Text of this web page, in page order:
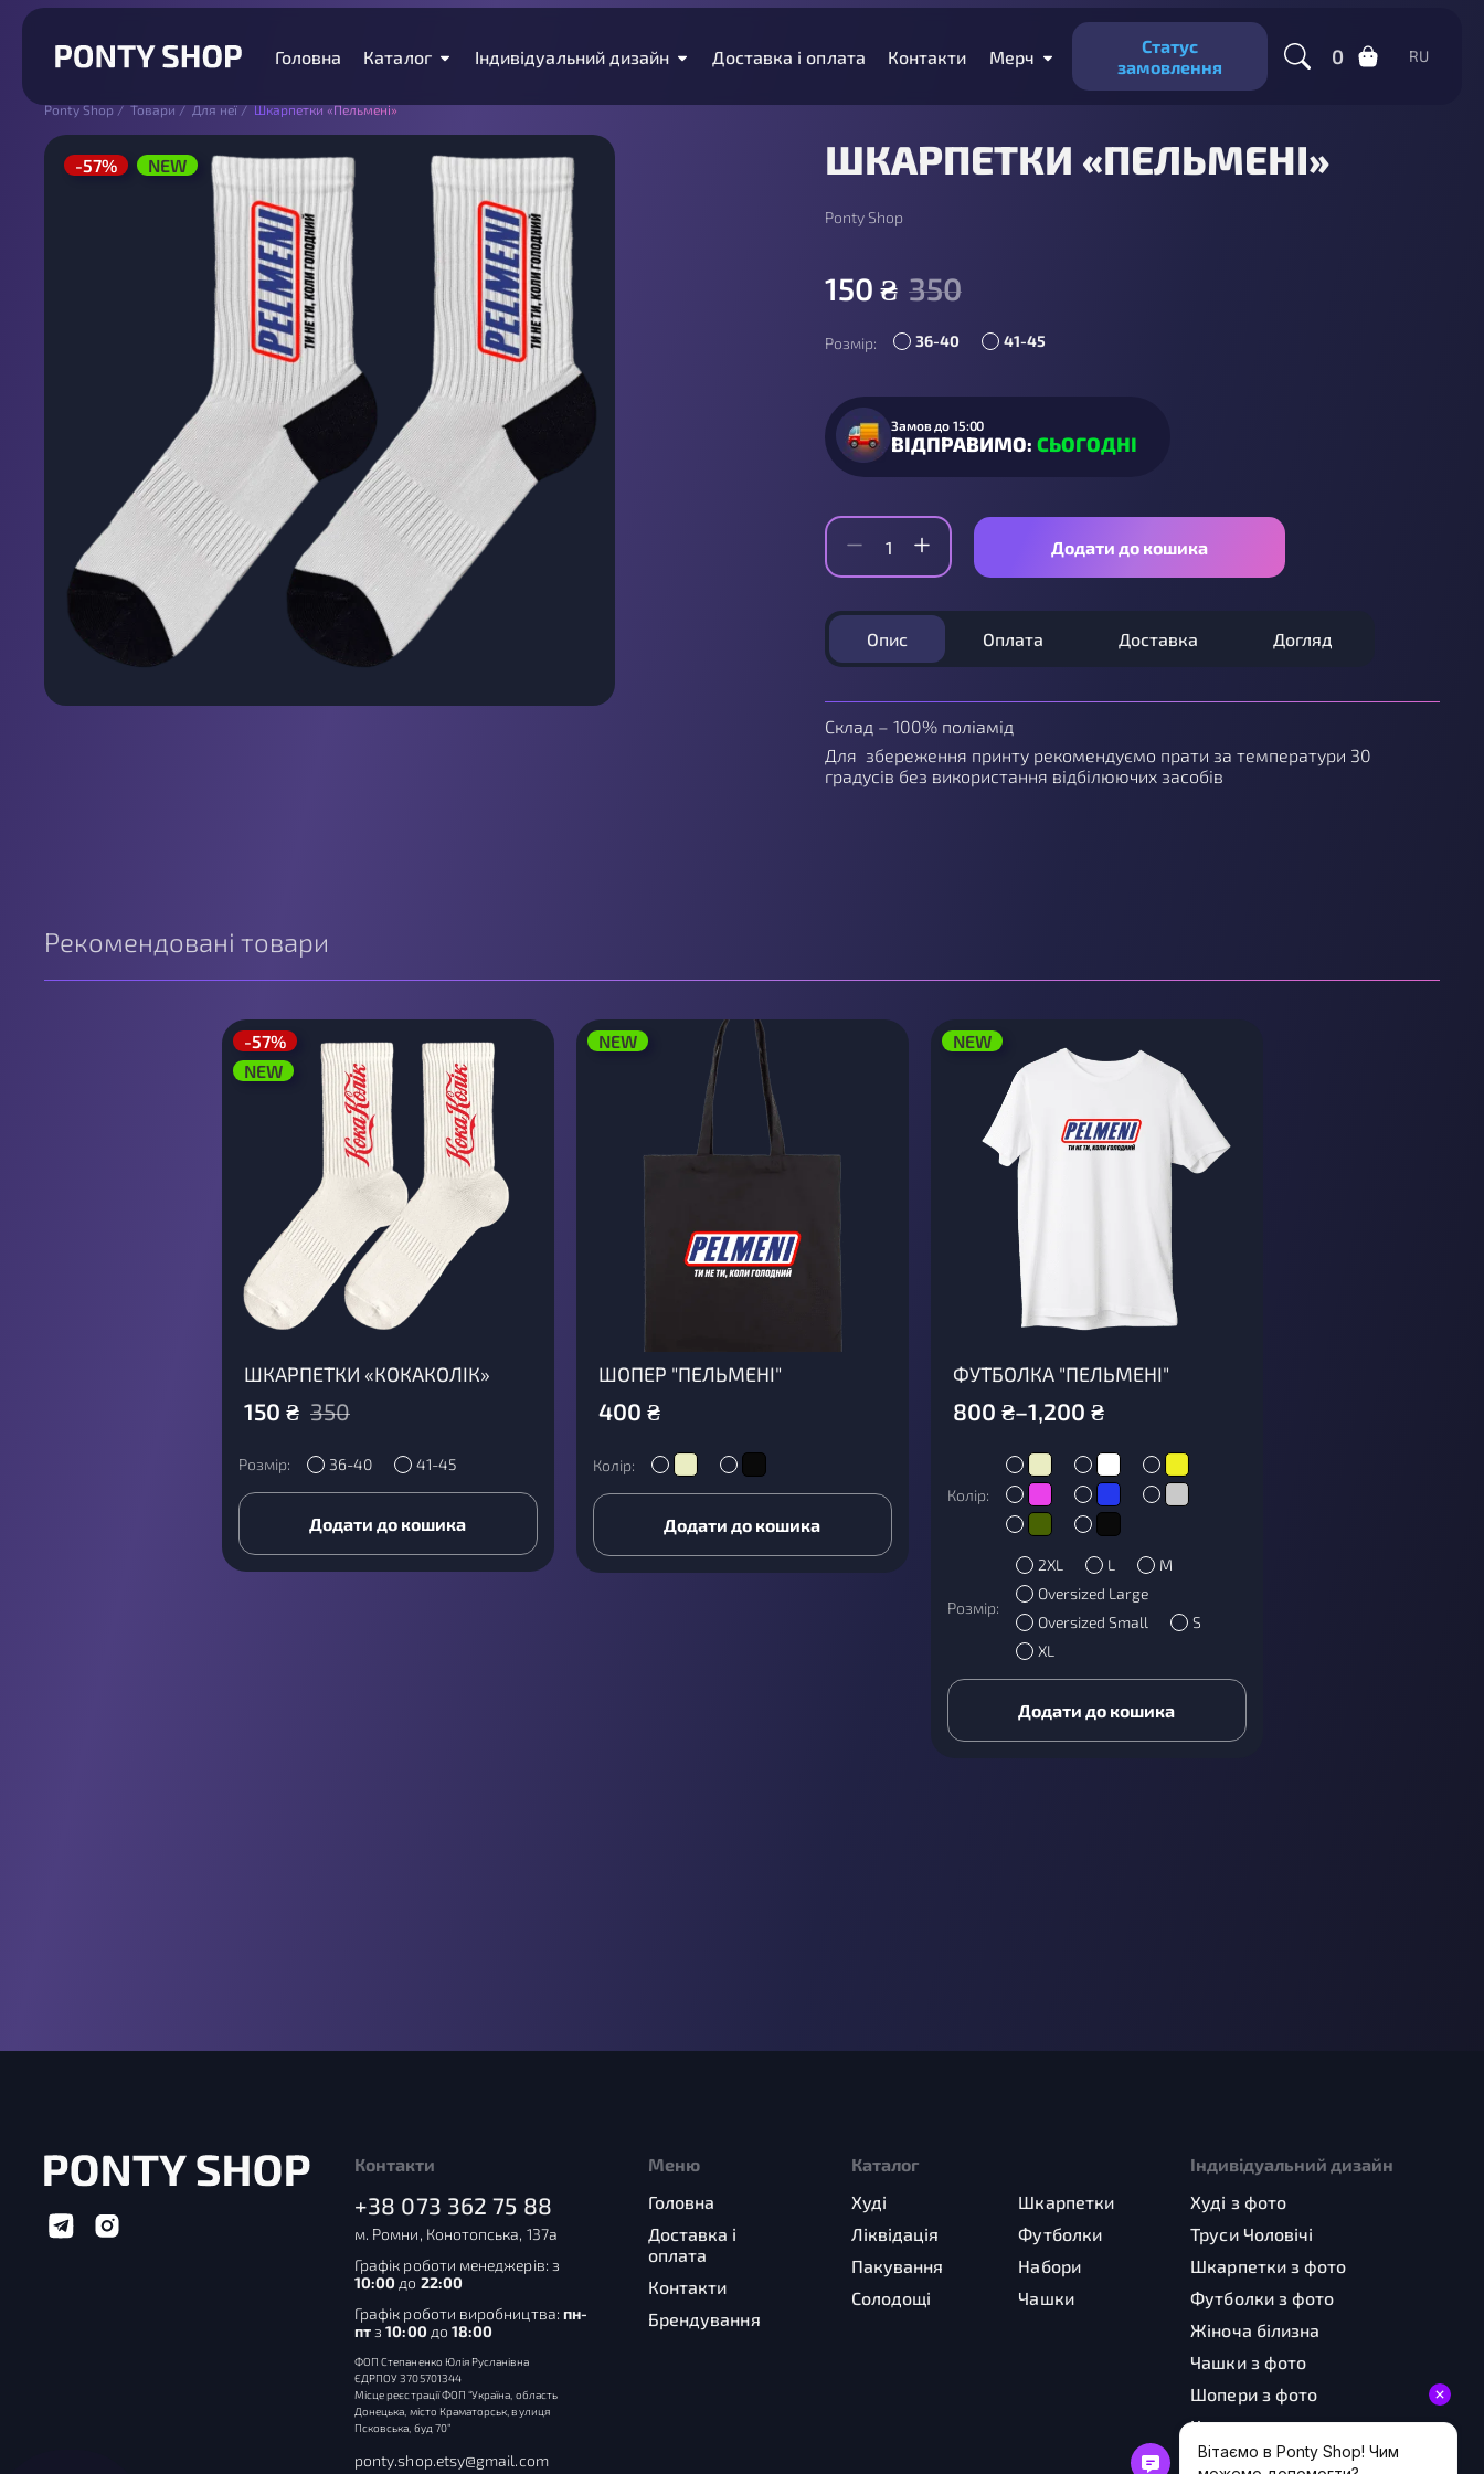
Головна Каталог Індивідуальний дизайн Доставка і оплата Контакти Мерч
Статус
замовлення
0 RU
Ponty Shop/Товари/Для неї/Шкарпетки «Пельмені»
-57% NEW ШКАРПЕТКИ «ПЕЛЬМЕНІ»
Ponty Shop
350
150 ₴
Розмір: 36-40 41-45
Замов до 15:00
ВІДПРАВИМО: СЬОГОДНІ
Додати до кошика
Опис Оплата Доставка Догляд
Склад – 100% поліамід
Для збереження принту рекомендуємо прати за температури 30
градусів без використання відбілюючих засобів
Рекомендовані товари
-57%
NEW
ШКАРПЕТКИ «КОКАКОЛІК»
350
150 ₴
Розмір: 36-40 41-45
Додати до кошика
NEW
ШОПЕР "ПЕЛЬМЕНІ"
400 ₴
Колір:
Додати до кошика
NEW
ФУТБОЛКА "ПЕЛЬМЕНІ"
800 ₴–1,200 ₴
Колір:
Розмір:
2XL L
M
Oversized Large
Oversized Small
S
XL
Додати до кошика
Контакти
+38 073 362 75 88
м. Ромни, Конотопська, 137а
Графік роботи менеджерів: з
10:00 до 22:00
Графік роботи виробництва: пн-
пт з10:00до 18:00
ФОП Степаненко Юлія Русланівна
ЄДРПОУ 3705701344
Місце реєстрації ФОП “Україна, область
Донецька, місто Краматорськ, вулиця
Псковська, буд 70”
ponty.shop.etsy@gmail.com
Меню
Головна
Доставка і
оплата
Контакти
Брендування
Каталог
Худі
Шкарпетки
Ліквідація
Футболки
Пакування
Набори
Солодощі
Чашки
Індивідуальний дизайн
Худі з фото
Труси Чоловічі
Шкарпетки з фото
Футболки з фото
Жіноча білизна
Чашки з фото
Шопери з фото
Картини